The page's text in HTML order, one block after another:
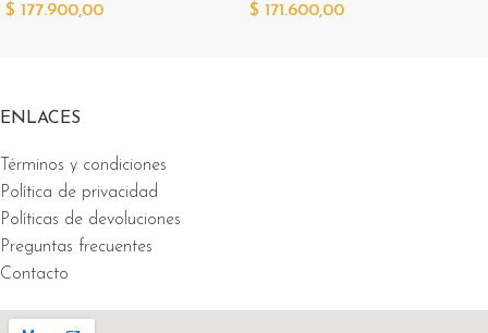
$ 177.900,00
$ 171.600,00
ENLACES
Términos y condiciones
Política de privacidad
Políticas de devoluciones
Preguntas frecuentes
Contacto